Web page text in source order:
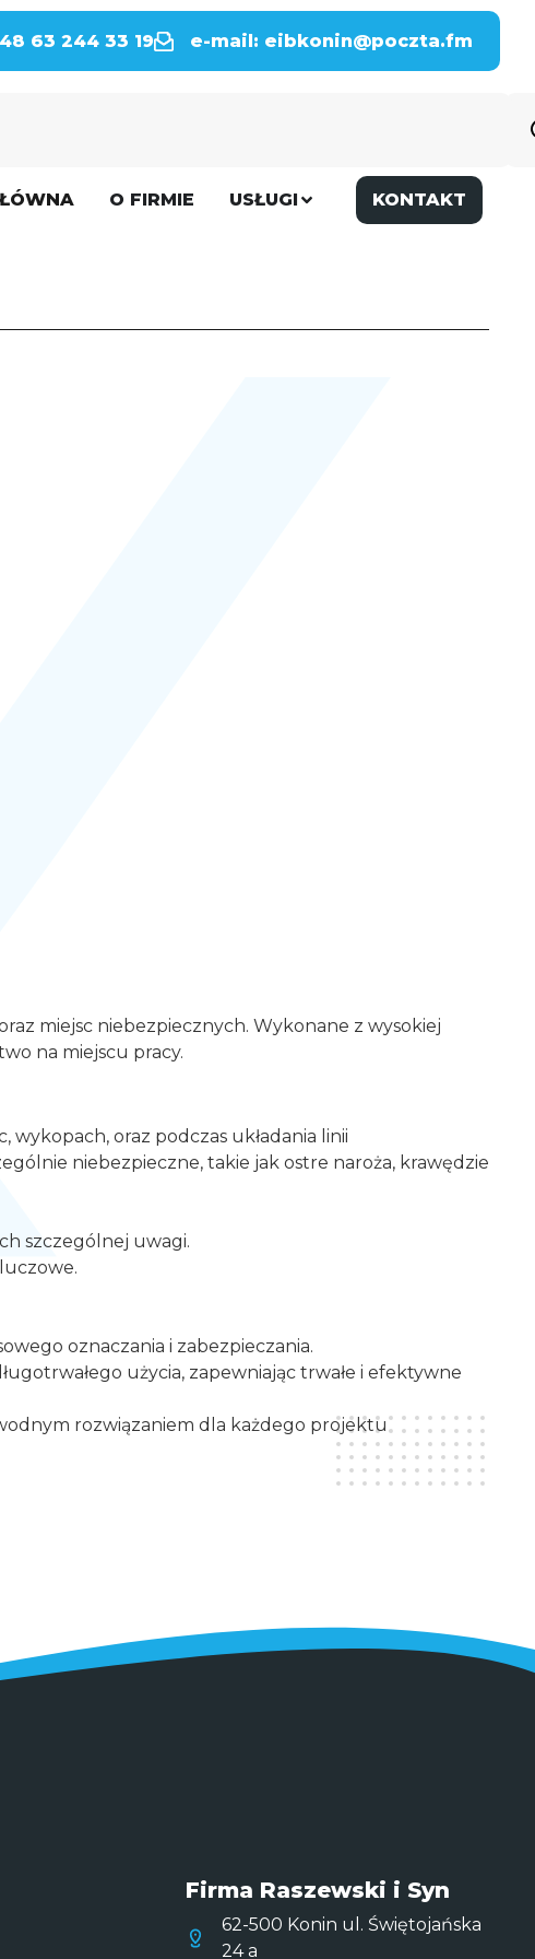
63 244 33 19 e-mail: eibkonin@poczta.fm
O FIRMIE USŁUGI KONTAKT
miejsc niebezpiecznych. Wykonane z wysokiej
na miejscu pracy.
wykopach, oraz podczas układania linii
niebezpieczne, takie jak ostre naroża, krawędzie
szczególnej uwagi.
oznaczania i zabezpieczania.
użycia, zapewniając trwałe i efektywne
rozwiązaniem dla każdego projektu
Firma Raszewski i Syn
62-500 Konin ul. Świętojańska
24 a